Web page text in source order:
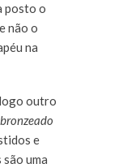
posto o
não o
na
outro
e
uma